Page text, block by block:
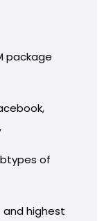
package
of
and highest